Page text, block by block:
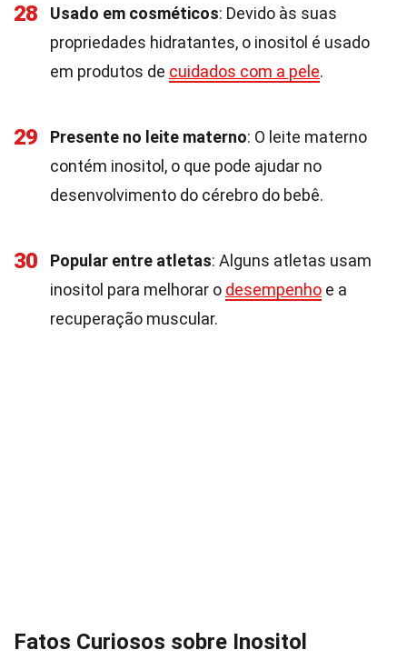
28 Usado em cosméticos: Devido às suas
propriedades hidratantes, o inositol é usado
em produtos de cuidados com a pele.
29 Presente no leite materno: O leite materno
contém inositol, o que pode ajudar no
desenvolvimento do cérebro do bebê.
30 Popular entre atletas: Alguns atletas usam
inositol para melhorar o desempenho e a
recuperação muscular.
Fatos Curiosos sobre Inositol